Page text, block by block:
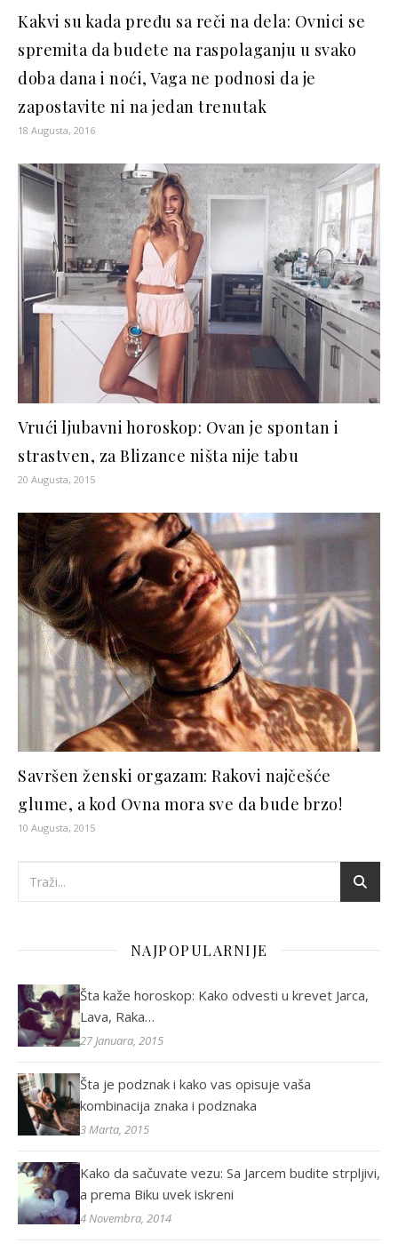
Kakvi su kada pređu sa reči na dela: Ovnici se
spremita da budete na raspolaganju u svako
doba dana i noći, Vaga ne podnosi da je
zapostavite ni na jedan trenutak
18 Augusta, 2016
Vrući ljubavni horoskop: Ovan je spontan i
strastven, za Blizance ništa nije tabu
20 Augusta, 2015
Savršen ženski orgazam: Rakovi najčešće
glume, a kod Ovna mora sve da bude brzo!
10 Augusta, 2015
NAJPOPULARNIJE
Šta kaže horoskop: Kako odvesti u krevet Jarca,
Lava, Raka…
27 Januara, 2015
Šta je podznak i kako vas opisuje vaša
kombinacija znaka i podznaka
3 Marta, 2015
Kako da sačuvate vezu: Sa Jarcem budite strpljivi,
a prema Biku uvek iskreni
4 Novembra, 2014